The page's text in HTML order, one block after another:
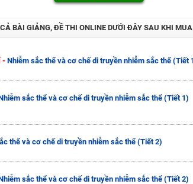
BÀI GIẢNG, ĐỀ THI ONLINE DƯỚI ĐÂY SAU KHI
- Nhiễm sắc thể và cơ chế di truyền nhiễm sắc thể (Tiết
sắc thể và cơ chế di truyền nhiễm sắc thể (Tiết 1)
thể và cơ chế di truyền nhiễm sắc thể (Tiết 2)
sắc thể và cơ chế di truyền nhiễm sắc thể (Tiết 2)